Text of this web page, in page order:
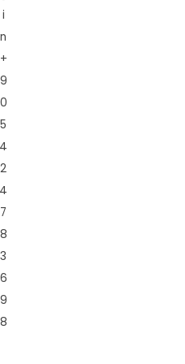
i
n
+
9
0
5
4
2
4
7
8
3
6
9
8